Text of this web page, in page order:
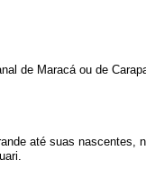
de Maracá ou de
até suas nascentes,